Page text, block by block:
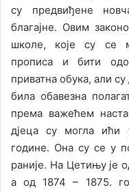
су предвиђене
благајне. Овим
школе, које су се
прописа и бити
приватна обука, али
била обавезна
према важећем
дјеца су могла ићи
године. Она су се у
раније. На Цетињу је
а од 1874 – 1875.